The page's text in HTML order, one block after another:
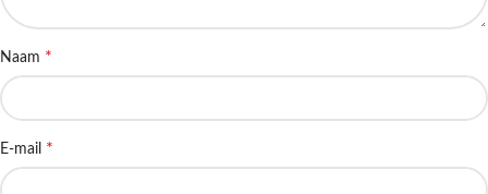
Naam *
E-mail *